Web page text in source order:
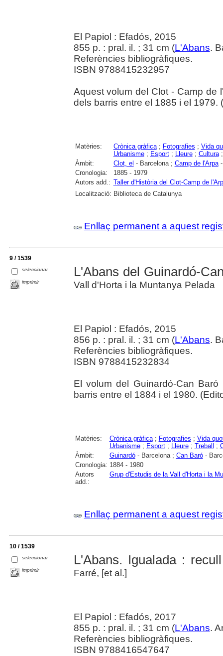
El Papiol : Efadós, 2015
855 p. : pral. il. ; 31 cm (L'Abans.
Referències bibliogràfiques.
ISBN 9788415232957
Aquest volum del Clot - Camp de
dels barris entre el 1885 i el 1979.
Matèries: Crònica gràfica; Fotografies ; Vida
Urbanisme; Esport; Lleure; Cultura
Àmbit:
Clot, el - Barcelona ; Camp de l'Arpa-
Cronologia:
1885 - 1979
Autors add.: Taller d'Història del Clot-Camp de
Localització: Biblioteca de Catalunya
Enllaç permanent a aquest
9 / 1539
seleccionar
imprimir
L'Abans del Guinardó-
Vall d'Horta i la Muntanya Pelada
El Papiol : Efadós, 2015
856 p. : pral. il. ; 31 cm (L'Abans.
Referències bibliogràfiques.
ISBN 9788415232834
El volum del Guinardó-Can
barris entre el 1884 i el 1980.
Matèries: Crònica gràfica; Fotografies ; Vida
Urbanisme; Esport; Lleure; Treball ;
Àmbit:
Guinardó- Barcelona ; Can Baró-
Cronologia: 1884 - 1980
Autors
add.:
Grup d'Estudis de la Vall d'Horta i la
Enllaç permanent a aquest
10 / 1539
seleccionar
imprimir
L'Abans. Igualada :
Farré, [et al.]
El Papiol : Efadós, 2017
855 p. : pral. il. ; 31 cm (L'Abans.
Referències bibliogràfiques.
ISBN 9788416547647